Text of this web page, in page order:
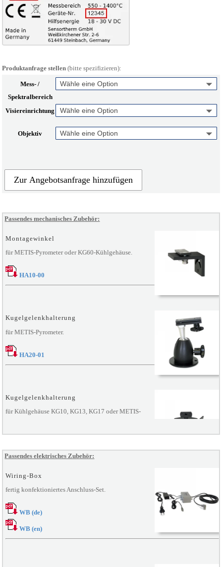
Produktanfrage stellen (bitte spezifizieren):
Mess- /
Spektralbereich
Visiereinrichtung
Objektiv
Zur Angebotsanfrage hinzufügen
t
r
n
t
:
Passendes mechanisches Zubehör:
Montagewinkel
für METIS-Pyrometer oder KG60-Kühlgehäuse.
HA10-00
Kugelgelenkhalterung
für METIS-Pyrometer.
HA20-01
Kugelgelenkhalterung
für Kühlgehäuse KG10, KG13, KG17 oder METIS-
Stativadapter
für METIS- und DIADEM-Pyrometer.
HA61
Passendes elektrisches Zubehör:
Wiring-Box
fertig konfektioniertes Anschluss-Set.
WB (de)
WB (en)